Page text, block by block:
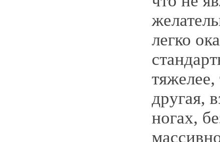
легко
тяжелее,
другая,
ногах,